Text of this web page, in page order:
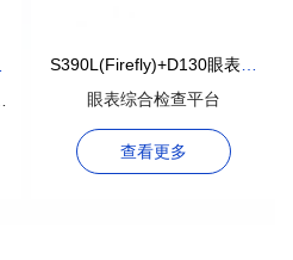
S390L(Firefly)+D130眼表综
合检查平台
眼表综合检查平台
查看更多